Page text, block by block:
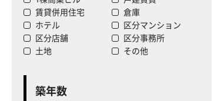
賃貸併用住宅
倉庫
ホテル
区分マンション
区分店舗
区分事務所
土地
その他
築年数